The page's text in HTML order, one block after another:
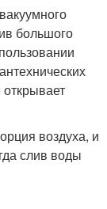
большого
воздуха, и
слив воды